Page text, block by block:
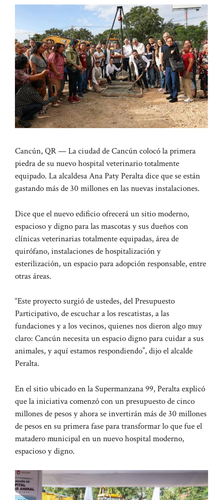
Cancún, QR — La ciudad de Cancún colocó la primera
piedra de su nuevo hospital veterinario totalmente
equipado. La alcaldesa Ana Paty Peralta dice que se están
gastando más de 30 millones en las nuevas instalaciones.
Dice que el nuevo edificio ofrecerá un sitio moderno,
espacioso y digno para las mascotas y sus dueños con
clínicas veterinarias totalmente equipadas, área de
quirófano, instalaciones de hospitalización y
esterilización, un espacio para adopción responsable, entre
otras áreas.
“Este proyecto surgió de ustedes, del Presupuesto
Participativo, de escuchar a los rescatistas, a las
fundaciones y a los vecinos, quienes nos dieron algo muy
claro: Cancún necesita un espacio digno para cuidar a sus
animales, y aquí estamos respondiendo”, dijo el alcalde
Peralta.
En el sitio ubicado en la Supermanzana 99, Peralta explicó
que la iniciativa comenzó con un presupuesto de cinco
millones de pesos y ahora se invertirán más de 30 millones
de pesos en su primera fase para transformar lo que fue el
matadero municipal en un nuevo hospital moderno,
espacioso y digno.